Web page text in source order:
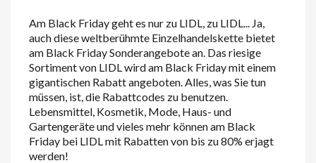
Am Black Friday geht es nur zu LIDL, zu LIDL... Ja,
auch diese weltberühmte Einzelhandelskette bietet
am Black Friday Sonderangebote an. Das riesige
Sortiment von LIDLwird am Black Friday mit einem
gigantischen Rabatt angeboten. Alles, was Sie tun
müssen, ist, die Rabattcodes zu benutzen.
Lebensmittel, Kosmetik, Mode, Haus- und
Gartengeräte und vieles mehr können am Black
Friday bei LIDLmit Rabatten von bis zu 80% erjagt
werden!